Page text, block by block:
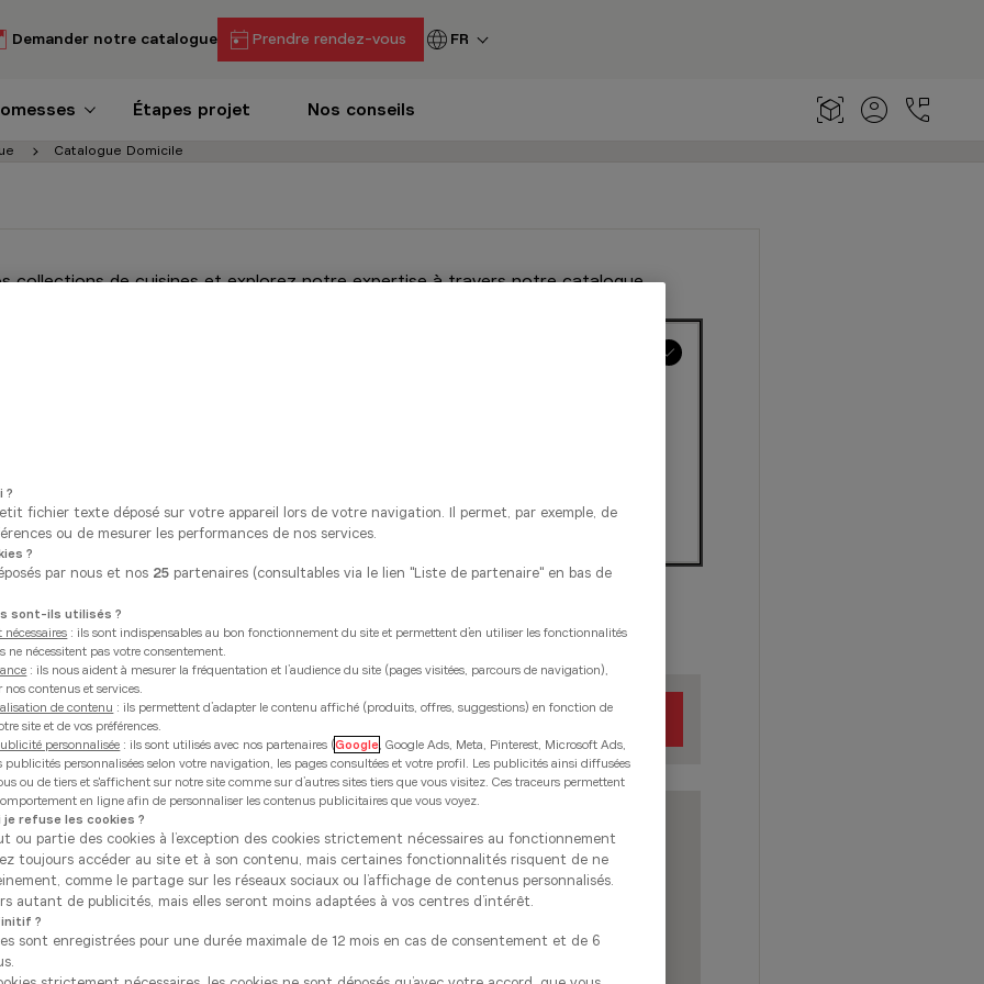
Demander notre catalogue Prendre rendez-vous FR
Étapes projet Nos conseils
Catalogue Domicile
collections de cuisines et explorez notre expertise à travers notre catalogue.
magasin dans la liste : *
MOI
Kitchen Alost
18:00
43
Sélectionner ce magasin
?
fichier texte déposé sur votre appareil lors de votre navigation. Il permet, par exemple, de
ou de mesurer les performances de nos services.
?
par nous et nos 25 partenaires (consultables via le lien "Liste de partenaire" en bas de
sont-ils utilisés ?
: ils sont indispensables au bon fonctionnement du site et permettent d’en utiliser les fonctionnalités
ne nécessitent pas votre consentement.
: ils nous aident à mesurer la fréquentation et l’audience du site (pages visitées, parcours de navigation),
contenus et services.
de contenu : ils permettent d’adapter le contenu affiché (produits, offres, suggestions) en fonction de
site et de vos préférences.
personnalisée : ils sont utilisés avec nos partenaires (Google, Google Ads, Meta, Pinterest, Microsoft Ads,
publicités personnalisées selon votre navigation, les pages consultées et votre profil. Les publicités ainsi diffusées
ou de tiers et s'affichent sur notre site comme sur d’autres sites tiers que vous visitez. Ces traceurs permettent
en ligne afin de personnaliser les contenus publicitaires que vous voyez.
refuse les cookies ?
ou partie des cookies à l’exception des cookies strictement nécessaires au fonctionnement
toujours accéder au site et à son contenu, mais certaines fonctionnalités risquent de ne
comme le partage sur les réseaux sociaux ou l’affichage de contenus personnalisés.
autant de publicités, mais elles seront moins adaptées à vos centres d’intérêt.
?
sont enregistrées pour une durée maximale de 12 mois en cas de consentement et de 6